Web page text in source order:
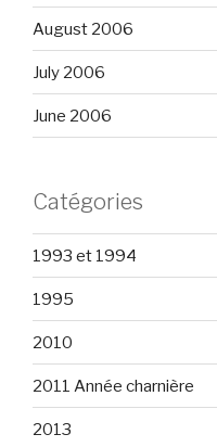
August 2006
July 2006
June 2006
Catégories
1993 et 1994
1995
2010
2011 Année charnière
2013